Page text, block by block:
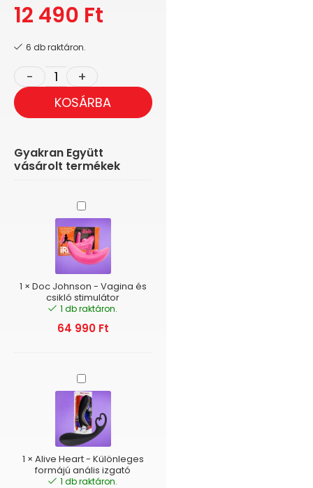
12 490 Ft
6 db raktáron.
KOSÁRBA
Gyakran Együtt
vásárolt termékek
Doc
Johnson
-
Vagina
és
csikló
stimulátor
1 × Doc Johnson - Vagina és
csikló stimulátor
1 db raktáron.
64 990 Ft
Alive
Heart
-
Különleges
formájú
anális
izgató
1 × Alive Heart - Különleges
formájú anális izgató
1 db raktáron.